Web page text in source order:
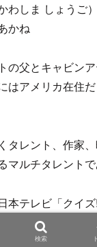
しま しょうご）
かね
の父とキャビン
はアメリカ在住
タレント、作家
マルチタレント
本テレビ「クイ
幸せ!ボンビーガー
な会」にレギュラ
検索